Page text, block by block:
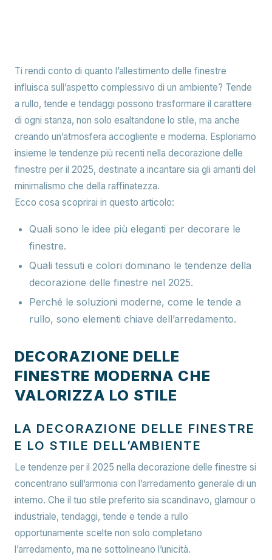
Ti rendi conto di quanto l’allestimento delle finestre
influisca sull’aspetto complessivo di un ambiente? Tende
a rullo, tende e tendaggi possono trasformare il carattere
di ogni stanza, non solo esaltandone lo stile, ma anche
creando un’atmosfera accogliente e moderna. Esploriamo
insieme le tendenze più recenti nella decorazione delle
finestre per il 2025, destinate a incantare sia gli amanti del
minimalismo che della raffinatezza.
Ecco cosa scoprirai in questo articolo:
Quali sono le idee più eleganti per decorare le
finestre.
Quali tessuti e colori dominano le tendenze della
decorazione delle finestre nel 2025.
Perché le soluzioni moderne, come le tende a
rullo, sono elementi chiave dell’arredamento.
DECORAZIONE DELLE
FINESTRE MODERNA CHE
VALORIZZA LO STILE
LA DECORAZIONE DELLE FINESTRE
E LO STILE DELL’AMBIENTE
Le tendenze per il 2025 nella decorazione delle finestre si
concentrano sull’armonia con l’arredamento generale di un
interno. Che il tuo stile preferito sia scandinavo, glamour o
industriale, tendaggi, tende e tende a rullo
opportunamente scelte non solo completano
l’arredamento, ma ne sottolineano l’unicità.